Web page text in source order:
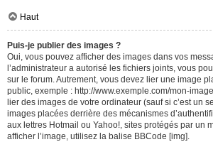
Haut
Puis-je publier des images ?
Oui, vous pouvez afficher des images dans vos
l’administrateur a autorisé les fichiers joints, vous
sur le forum. Autrement, vous devez lier une image
public, exemple : http://www.exemple.com/mon-
lier des images de votre ordinateur (sauf si c’est un
images placées derrière des mécanismes
aux lettres Hotmail ou Yahoo!, sites protégés par un
afficher l’image, utilisez la balise BBCode [img].